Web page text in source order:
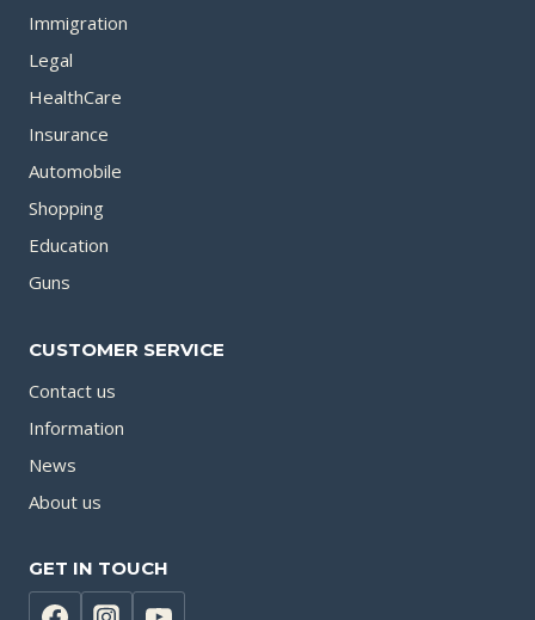
Immigration
Legal
HealthCare
Insurance
Automobile
Shopping
Education
Guns
CUSTOMER SERVICE
Contact us
Information
News
About us
GET IN TOUCH